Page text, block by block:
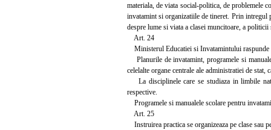
materiala, de viata social-politica, de problemele
invatamint si organizatiile de tineret. Prin intregul
despre lume si viata a clasei muncitoare, a
Art. 24
Ministerul Educatiei si Invatamintului raspunde
Planurile de invatamint, programele si
celelalte organe centrale ale administratiei de stat,
La disciplinele care se studiaza in limbile
respective.
Programele si manualele scolare pentru
Art. 25
Instruirea practica se organizeaza pe clase sau